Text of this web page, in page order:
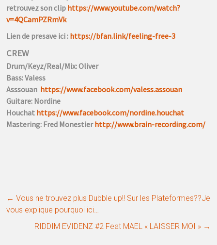
retrouvez son clip https://www.youtube.com/watch?
v=4QCamPZRmVk
Lien de presave ici : https://bfan.link/feeling-free-3
CREW
Drum/Keyz/Real/Mix: Oliver
Bass: Valess
Asssouan https://www.facebook.com/valess.assouan
Guitare: Nordine
Houchat https://www.facebook.com/nordine.houchat
Mastering: Fred Monestierhttp://www.brain-recording.com/
← Vous ne trouvez plus Dubble up!! Sur les Plateformes??Je
vous explique pourquoi ici…
RIDDIM EVIDENZ #2 Feat MAEL « LAISSER MOI » →